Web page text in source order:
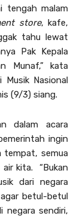
tengah malam
store, kafe,
tahu lewat
Pak Kepala
Munaf,” kata
Musik Nasional
(9/3) siang.
dalam acara
ingin
tempat, semua
kita. “Bukan
dari negara
betul-betul
negara sendiri,